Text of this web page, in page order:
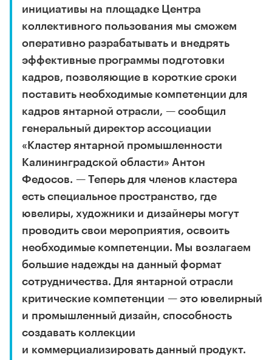
инициативы на площадке Центра
коллективного пользования мы сможем
оперативно разрабатывать и внедрять
эффективные программы подготовки
кадров, позволяющие в короткие сроки
поставить необходимые компетенции для
кадров янтарной отрасли, — сообщил
генеральный директор ассоциации
«Кластер янтарной промышленности
Калининградской области» Антон
Федосов. — Теперь для членов кластера
есть специальное пространство, где
ювелиры, художники и дизайнеры могут
проводить свои мероприятия, освоить
необходимые компетенции. Мы возлагаем
большие надежды на данный формат
сотрудничества. Для янтарной отрасли
критические компетенции — это ювелирный
и промышленный дизайн, способность
создавать коллекции
и коммерциализировать данный продукт.